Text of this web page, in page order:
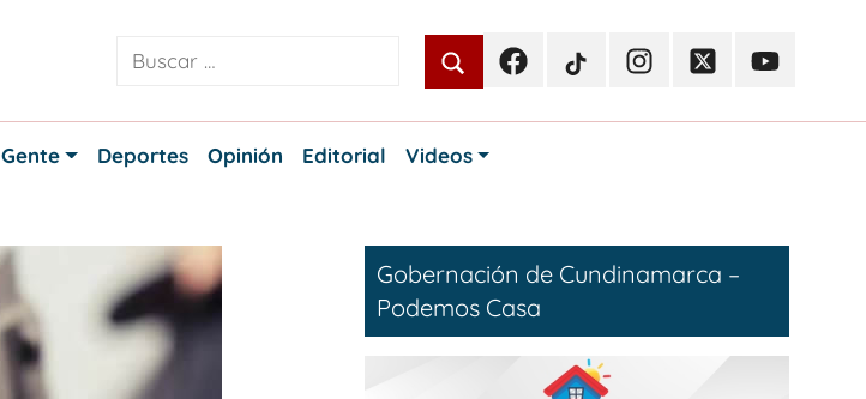
FacebookTikTokInstagramTwitterYoutube
Gente Deportes Opinión Editorial Videos
Gobernación de Cundinamarca –
Podemos Casa